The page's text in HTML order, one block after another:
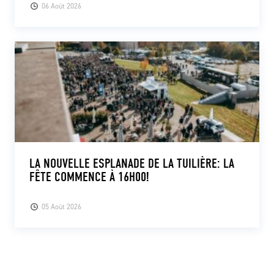
06 Août 2026
05 Août 2026
LA NOUVELLE ESPLANADE DE LA TUILIÈRE: LA
FÊTE COMMENCE À 16H00!